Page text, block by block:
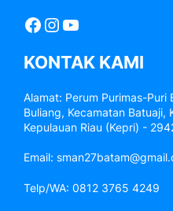
Facebook
Instagram
YouTube
KONTAK KAMI
Alamat: Perum Purimas-Puri
Buliang, Kecamatan Batuaji,
Kepulauan Riau (Kepri) -
Email:
Telp/WA: 0812 3765 4249